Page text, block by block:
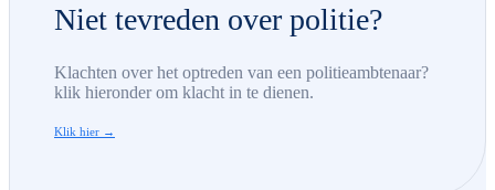
Niet tevreden over politie?
Klachten over het optreden van een politieambtenaar?
klik hieronder om klacht in te dienen.
Klik hier →